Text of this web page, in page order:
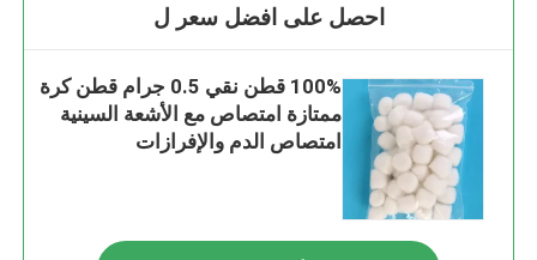
احصل على افضل سعر ل
100% قطن نقي 0.5 جرام قطن كرة
ممتازة امتصاص مع الأشعة السينية
امتصاص الدم والإفرازات